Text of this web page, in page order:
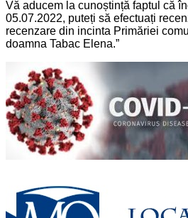
Vă aducem la cunoștință faptul că
05.07.2022, puteți să efectuați
recenzare din incinta Primăriei
doamna Tabac Elena.”